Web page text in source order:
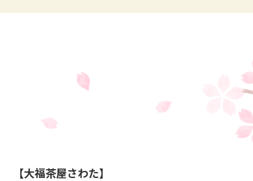
【大福茶屋さわた】